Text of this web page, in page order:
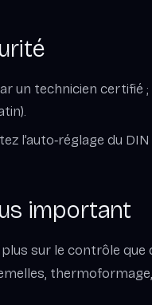
un technicien certifié
l’auto‑réglage du
important
sur le contrôle